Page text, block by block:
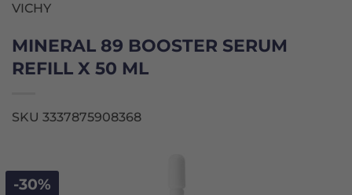
VICHY
MINERAL 89 BOOSTER SERUM
REFILL X 50 ML
SKU 3337875908368
-30%